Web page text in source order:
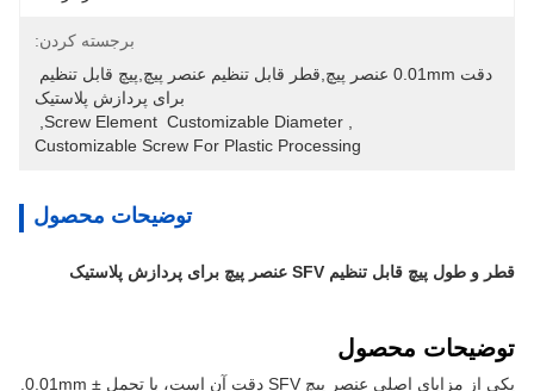
برجسته کردن:
برای پردازش پلاستیک
Screw Element  Customizable Diameter
Customizable Screw For Plastic Processing
توضیحات محصول
قطر و طول پیچ قابل تنظیم SFV عنصر پیچ برای پردازش پلاستیک
توضیحات محصول